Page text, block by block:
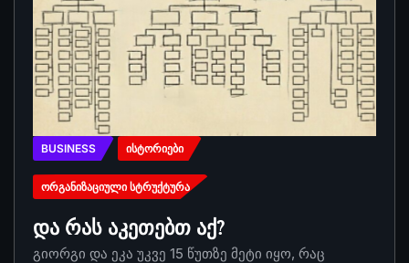
BUSINESS ᲘᲡᲢᲝᲠᲘᲔᲑᲘ
ᲝᲠᲒᲐᲜᲘᲖᲐᲪᲘᲣᲚᲘ ᲡᲢᲠᲣᲥᲢᲣᲠᲐ
და რას აკეთებთ აქ?
გიორგი და ეკა უკვე 15 წუთზე მეტი იყო, რაც